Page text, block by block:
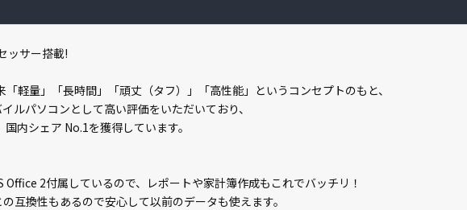
ッサー搭載!
軽量」「長時間」「頑丈（タフ）」「高性能」というコンセプトのもと、
ルパソコンとして高い評価をいただいており、
内シェア No.1を獲得しています。
2付属しているので、レポートや家計簿作成もこれでバッチリ！
互換性もあるので安心して以前のデータも使えます。